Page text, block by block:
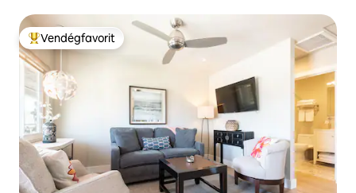
Kiemelt vendégfavorit
Vendégfavorit